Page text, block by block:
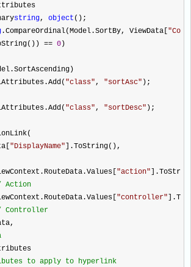
string, object ();
.CompareOrdinal(Model.SortBy, ViewData[ "Co
== 0 )
htmlAttributes.Add(
"class", "sortAsc" );
htmlAttributes.Add(
"class", "sortDesc" );
"DisplayName"
"action" ].ToStr
Action
"controller" ].T
Controller
to apply to hyperlink